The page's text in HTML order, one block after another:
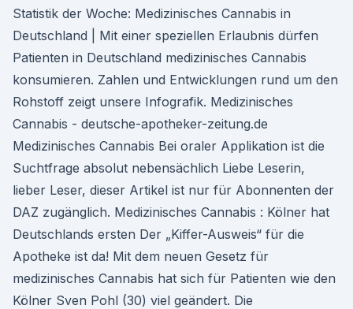
Statistik der Woche: Medizinisches Cannabis in
Deutschland | Mit einer speziellen Erlaubnis dürfen
Patienten in Deutschland medizinisches Cannabis
konsumieren. Zahlen und Entwicklungen rund um den
Rohstoff zeigt unsere Infografik. Medizinisches
Cannabis - deutsche-apotheker-zeitung.de
Medizinisches Cannabis Bei oraler Applikation ist die
Suchtfrage absolut nebensächlich Liebe Leserin,
lieber Leser, dieser Artikel ist nur für Abonnenten der
DAZ zugänglich. Medizinisches Cannabis : Kölner hat
Deutschlands ersten Der „Kiffer-Ausweis“ für die
Apotheke ist da! Mit dem neuen Gesetz für
medizinisches Cannabis hat sich für Patienten wie den
Kölner Sven Pohl (30) viel geändert. Die